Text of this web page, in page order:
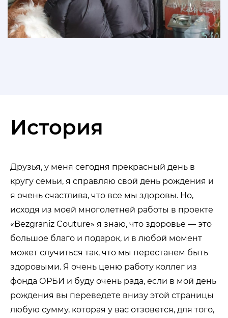
История
Друзья, у меня сегодня прекрасный день в
кругу семьи, я справляю свой день рождения и
я очень счастлива, что все мы здоровы. Но,
исходя из моей многолетней работы в проекте
«Bezgraniz Couture» я знаю, что здоровье — это
большое благо и подарок, и в любой момент
может случиться так, что мы перестанем быть
здоровыми. Я очень ценю работу коллег из
фонда ОРБИ и буду очень рада, если в мой день
рождения вы переведете внизу этой страницы
любую сумму, которая у вас отзовется, для того,